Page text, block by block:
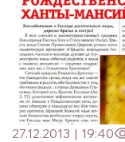
27.12.2013 | 19:40